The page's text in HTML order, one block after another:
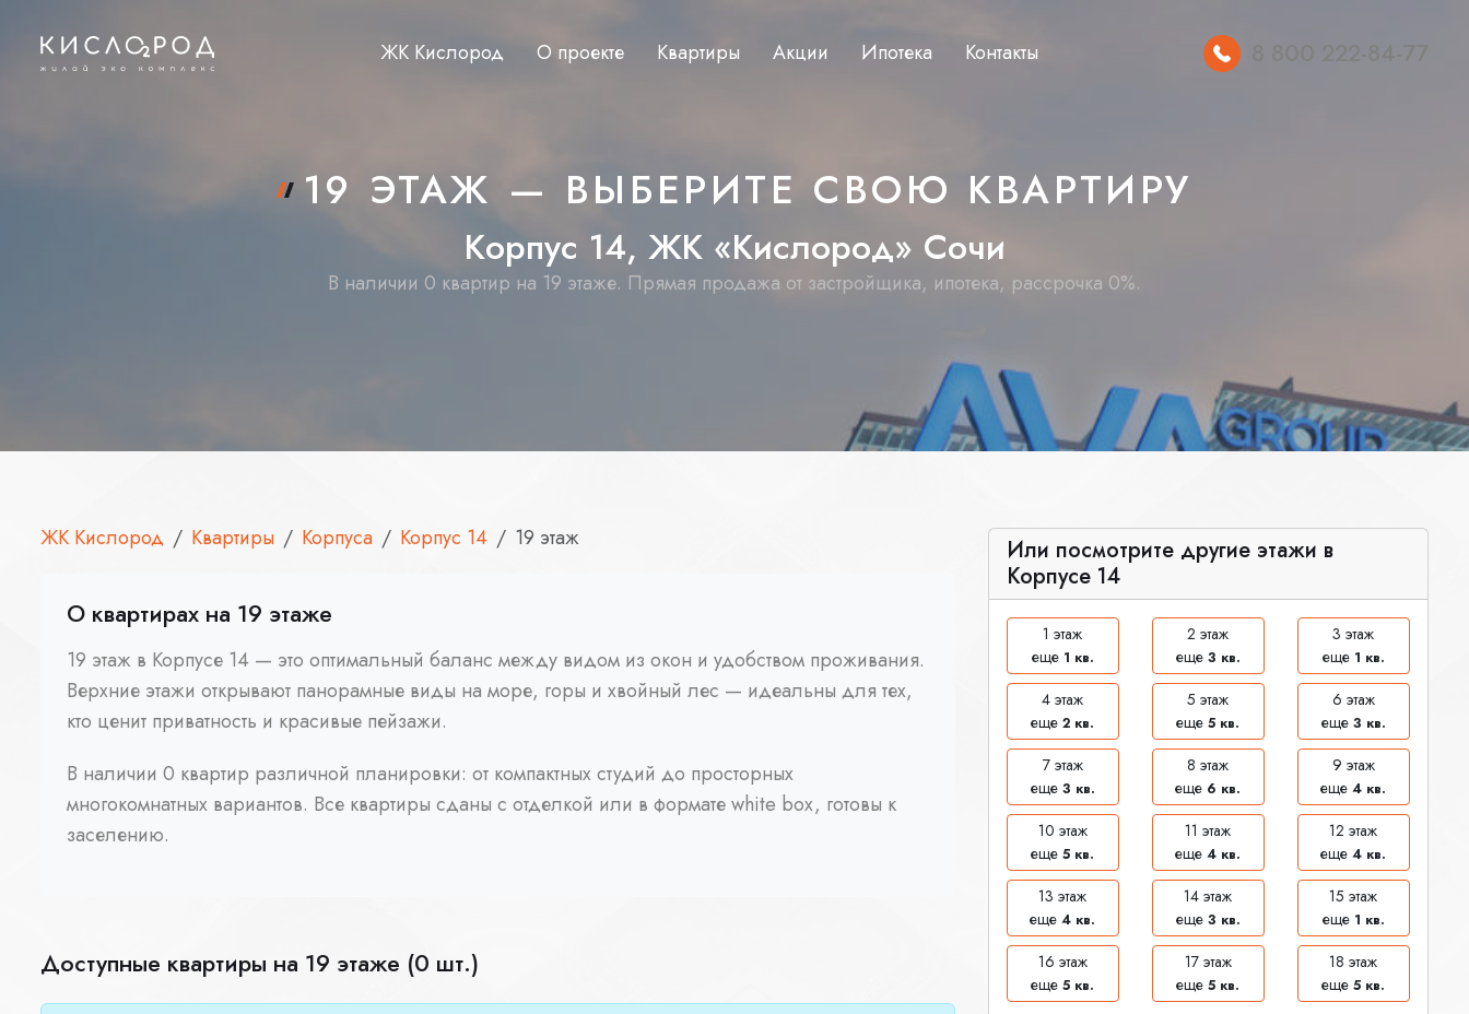
ЖК Кислород О проекте Квартиры Акции Ипотека Контакты
19 ЭТАЖ — ВЫБЕРИТЕ СВОЮ КВАРТИРУ
Корпус 14, ЖК «Кислород» Сочи
В наличии 0 квартир на 19 этаже. Прямая продажа от застройщика, ипотека, рассрочка 0%.
ЖК Кислород Квартиры Корпуса Корпус 14 19 этаж
О квартирах на 19 этаже
19 этаж в Корпусе 14 — это оптимальный баланс между видом из окон и удобством проживания.
Верхние этажи открывают панорамные виды на море, горы и хвойный лес — идеальны для тех,
кто ценит приватность и красивые пейзажи.
В наличии 0 квартир различной планировки: от компактных студий до просторных
многокомнатных вариантов. Все квартиры сданы с отделкой или в формате white box, готовы к
заселению.
Доступные квартиры на 19 этаже (0 шт.)
Или посмотрите другие этажи в
Корпусе 14
1 этаж
еще 1 кв.
2 этаж
еще 3 кв.
3 этаж
еще 1 кв.
4 этаж
еще2 кв.
5 этаж
еще5 кв.
6 этаж
еще 3 кв.
7 этаж
еще 3 кв.
8 этаж
еще 6 кв.
9 этаж
еще4 кв.
10 этаж
еще5 кв.
11 этаж
еще4 кв.
12 этаж
еще4 кв.
13 этаж
еще4 кв.
14 этаж
еще 3 кв.
15 этаж
еще 1 кв.
16 этаж
еще5 кв.
17 этаж
еще5 кв.
18 этаж
еще5 кв.